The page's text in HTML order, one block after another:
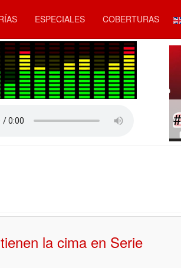
ESPECIALES COBERTURAS
la cima en Serie